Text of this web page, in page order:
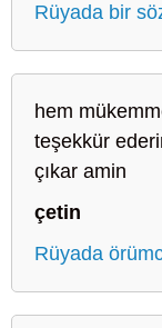
Rüyada bir
hem
teşekkür
çıkar amin
çetin
Rüyada